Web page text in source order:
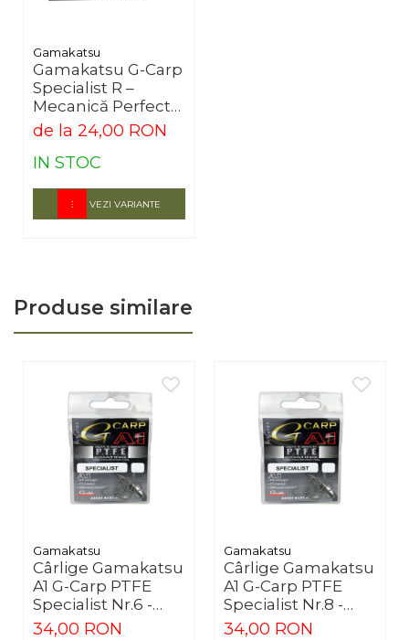
Gamakatsu
Gamakatsu G-Carp
Specialist R –
Mecanică Perfectă
pentru Crapi
de la 24,00 RON
IN STOC
VEZI VARIANTE
Produse similare
Gamakatsu
Cârlige Gamakatsu
A1 G-Carp PTFE
Specialist Nr.6 -
10buc
34,00 RON
Gamakatsu
Cârlige Gamakatsu
A1 G-Carp PTFE
Specialist Nr.8 -
10buc
34,00 RON